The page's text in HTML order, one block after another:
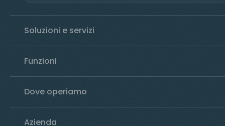
Soluzioni e servizi
Funzioni
Dove operiamo
Azienda